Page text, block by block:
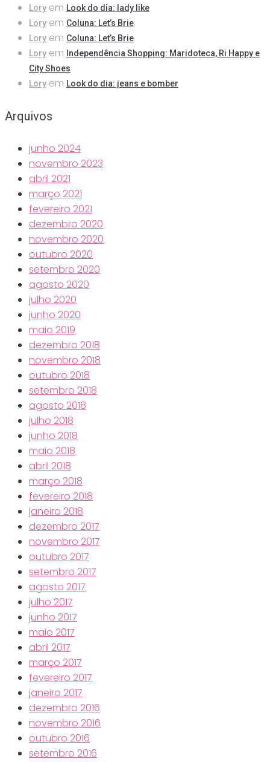
Lory em Look do dia: lady like
Lory em Coluna: Let’s Brie
Lory em Coluna: Let’s Brie
Lory em
Independência Shopping: Maridoteca, Ri Happy e
City Shoes
Lory em Look do dia: jeans e bomber
Arquivos
junho 2024
novembro 2023
abril 2021
março 2021
fevereiro 2021
dezembro 2020
novembro 2020
outubro 2020
setembro 2020
agosto 2020
julho 2020
junho 2020
maio 2019
dezembro 2018
novembro 2018
outubro 2018
setembro 2018
agosto 2018
julho 2018
junho 2018
maio 2018
abril 2018
março 2018
fevereiro 2018
janeiro 2018
dezembro 2017
novembro 2017
outubro 2017
setembro 2017
agosto 2017
julho 2017
junho 2017
maio 2017
abril 2017
março 2017
fevereiro 2017
janeiro 2017
dezembro 2016
novembro 2016
outubro 2016
setembro 2016